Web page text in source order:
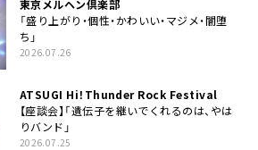
東京メルヘン倶楽部
「盛り上がり・個性・かわいい・マジメ・闇堕
ち」
2026.07.26
ATSUGI Hi！Thunder Rock Festival
【座談会】「遺伝子を継いでくれるのは、やは
りバンド」
2026.07.25